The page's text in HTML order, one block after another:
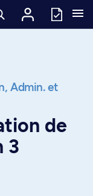
Admin. et
de
3